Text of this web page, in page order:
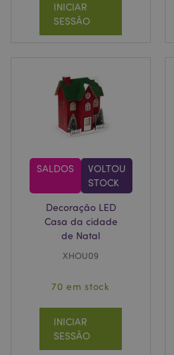
INICIAR
SESSÃO
SALDOS
VOLTOU
STOCK
Decoração LED
Casa da cidade
de Natal
XHOU09
70 em stock
INICIAR
SESSÃO
mage-cache-storage
product_data_storage
mage-cache-sessid